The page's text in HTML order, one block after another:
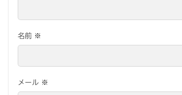
名前 ※
メール ※